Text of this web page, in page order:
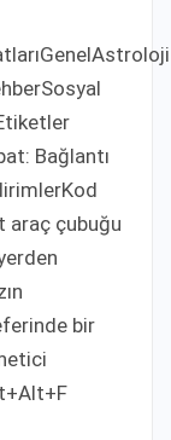
Bağlantı
araç çubuğu
bir